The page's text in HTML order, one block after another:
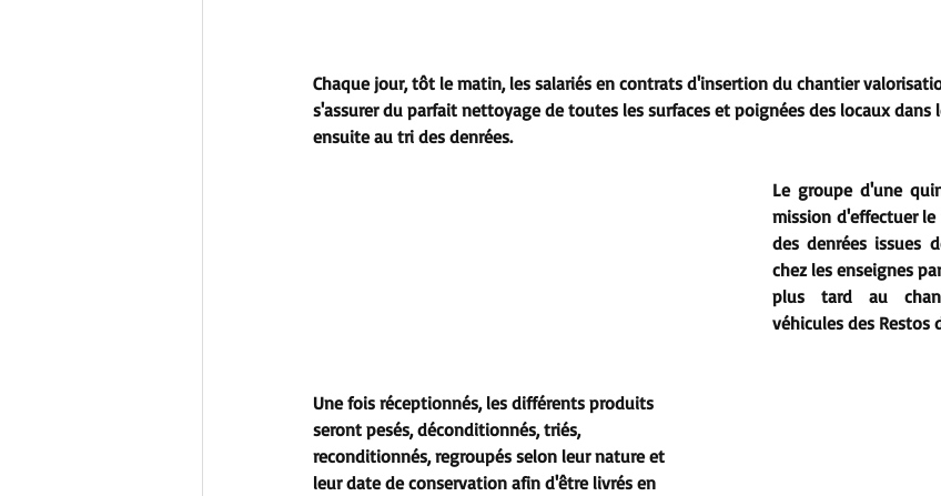
Chaque jour, tôt le matin, les salariés en contrats d'insertion du chantier
s'assurer du parfait nettoyage de toutes les surfaces et poignées des locaux dans
ensuite au tri des denrées.
Le groupe d'une
mission d'effectuer
des denrées issues
chez les enseignes
plus tard au
véhicules des Restos
Une fois réceptionnés, les différents produits
seront pesés, déconditionnés, triés,
reconditionnés, regroupés selon leur nature et
leur date de conservation afin d'être livrés en